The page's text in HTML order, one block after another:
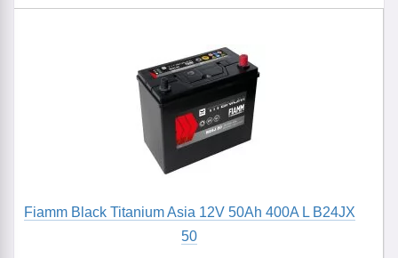
Fiamm Black Titanium Asia 12V 50Ah 400A L B24JX
50